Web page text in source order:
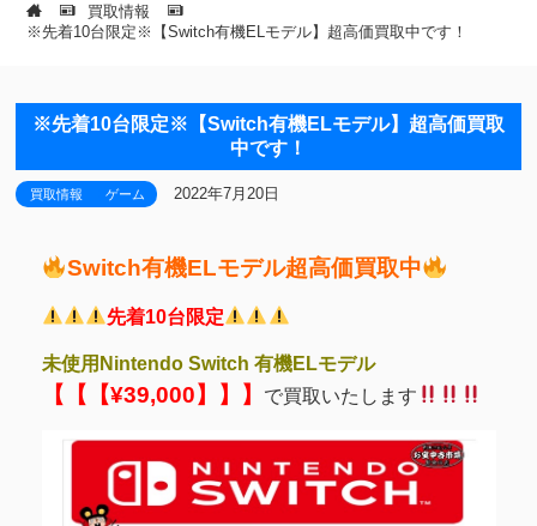
買取情報
※先着10台限定※【Switch有機ELモデル】超高価買取中です！
※先着10台限定※【Switch有機ELモデル】超高価買取
中です！
買取情報 ゲーム 2022年7月20日
Switch有機ELモデル超高価買取中
先着10台限定
未使用Nintendo Switch 有機ELモデル
【【【¥39,000】】】 で買取いたします